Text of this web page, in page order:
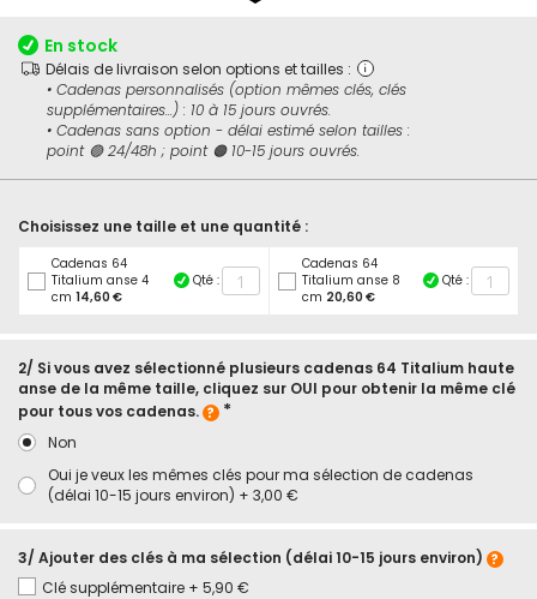
de
la
Galerie
d’images
En stock
Délais de livraison selon options et tailles :
• Cadenas personnalisés (option mêmes clés, clés
supplémentaires...) : 10 à 15 jours ouvrés.
• Cadenas sans option - délai estimé selon tailles :
point 🟢 24/48h ; point 🟠 10-15 jours ouvrés.
Choisissez une taille et une quantité :
Cadenas 64
Titalium anse 4
cm 14,60 €
Qté :
Cadenas 64
Titalium anse 8
cm 20,60 €
Qté :
2/ Si vous avez sélectionné plusieurs cadenas 64 Titalium haute
anse de la même taille, cliquez sur OUI pour obtenir la même clé
pour tous vos cadenas.
Non
Oui je veux les mêmes clés pour ma sélection de cadenas
(délai 10-15 jours environ) + 3,00 €
3/ Ajouter des clés à ma sélection (délai 10-15 jours environ)
Clé supplémentaire + 5,90 €